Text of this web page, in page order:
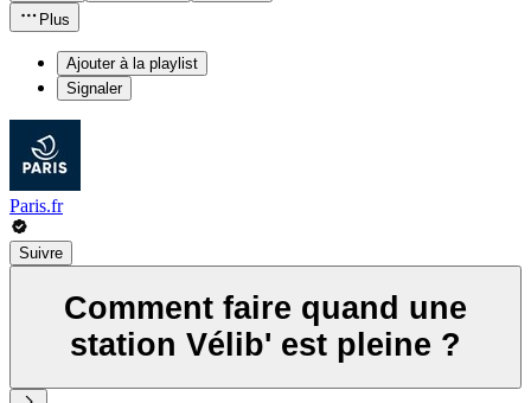
Plus
Ajouter à la playlist
Signaler
Paris.fr
Suivre
Comment faire quand une
station Vélib' est pleine ?